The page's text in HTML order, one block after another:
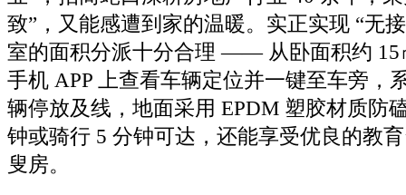
致”，又能感遭到家的温暖。实正实现 “无
室的面积分派十分合理 —— 从卧面积约 15
手机 APP 上查看车辆定位并一键至车旁，
辆停放及线，地面采用 EPDM 塑胶材质防
钟或骑行 5 分钟可达，还能享受优良的教
叟房。